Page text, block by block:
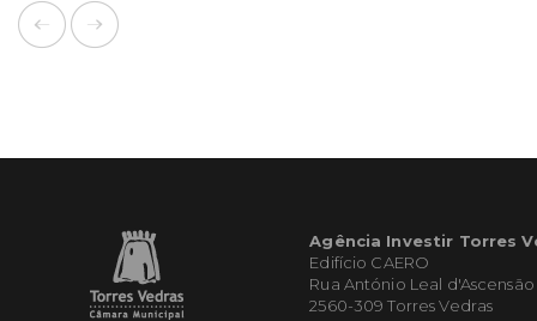
Agência Investir Torres
Edifício CAERO
Rua António Leal d'Ascensão
2560-309 Torres Vedras